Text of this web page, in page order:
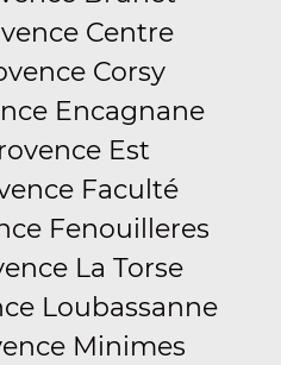
Centre
Corsy
Encagnane
Est
Faculté
Fenouilleres
La Torse
Loubassanne
Minimes